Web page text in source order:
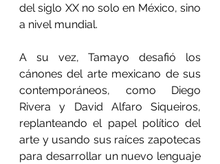
del siglo XX no solo en México, sino
a nivel mundial.
A su vez, Tamayo desafió los
cánones del arte mexicano de sus
contemporáneos, como Diego
Rivera y David Alfaro Siqueiros,
replanteando el papel político del
arte y usando sus raíces zapotecas
para desarrollar un nuevo lenguaje